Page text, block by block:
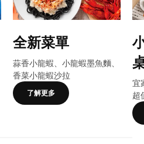
全新菜單
蒜香小龍蝦、小龍蝦墨魚麵、
香菜小龍蝦沙拉
了解更多
宜
超